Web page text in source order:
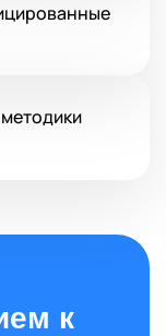
к